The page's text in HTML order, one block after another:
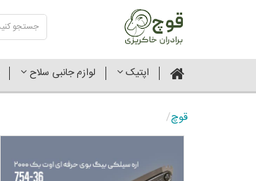
اپتیک لوازم جانبی سلاح
قوچ/